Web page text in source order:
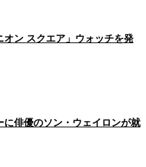
ン スクエア」ウォッチを発
俳優のソン・ウェイロンが就